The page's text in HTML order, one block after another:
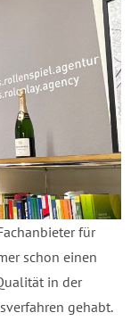
für
schon einen
in der
gehabt.